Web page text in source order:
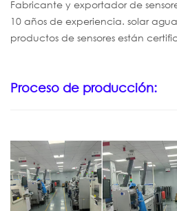
Fabricante y exportador de
10 años de experiencia. solaragua
productos de sensores están
Proceso de producción: